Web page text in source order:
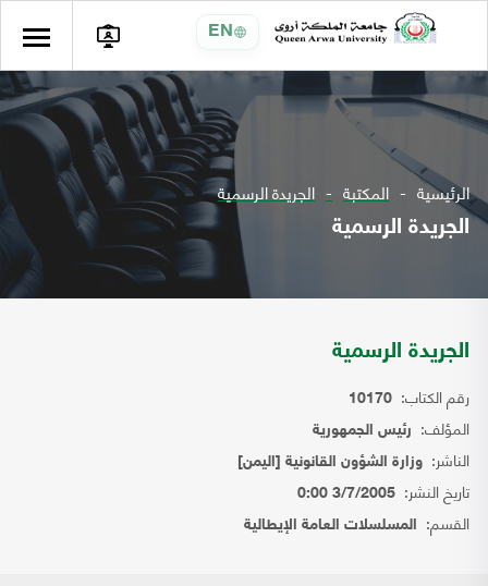
EN
الرئيسية المكتبة الجريدة الرسمية
الجريدة الرسمية
الجريدة الرسمية
رقم الكتاب: 10170
المؤلف: رئيس الجمهورية
الناشر: وزارة الشؤون القانونية [اليمن]
تاريخ النشر: 3/7/2005 0:00
القسم: المسلسلات العامة الإيطالية